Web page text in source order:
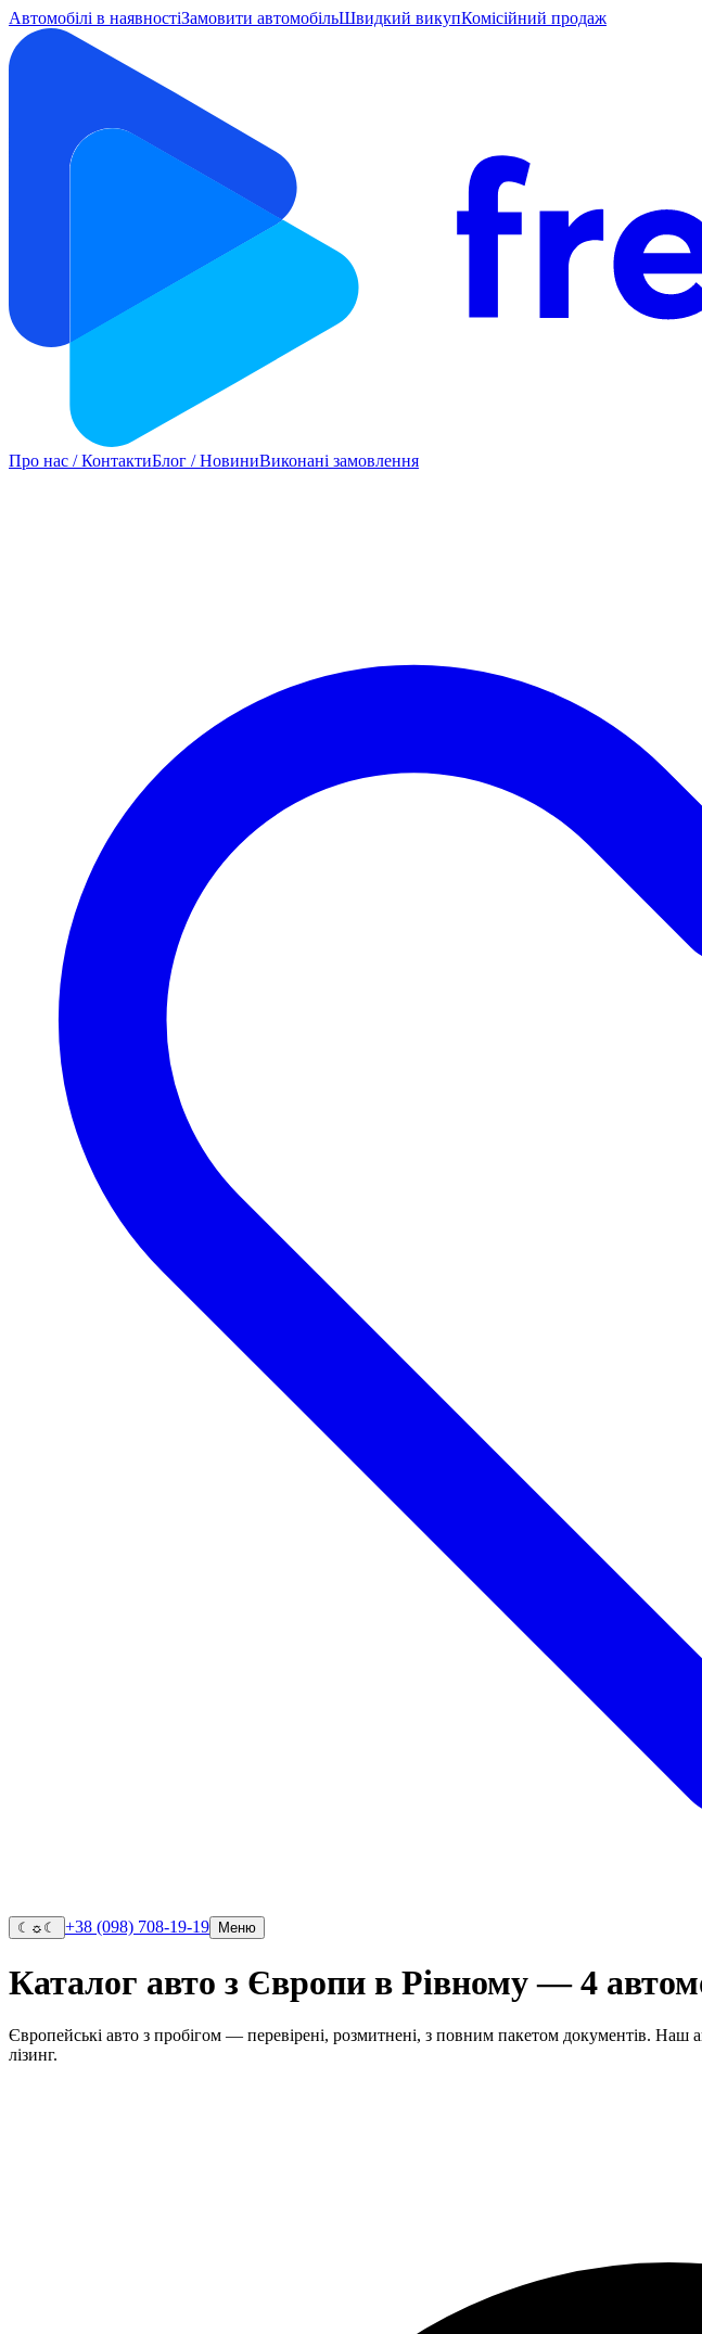
Автомобілі в наявностіЗамовити автомобільШвидкий викупКомісійний продаж
Про нас / КонтактиБлог / НовиниВиконані замовлення
☾ ☼ ☾ +38 (098) 708-19-19 Меню
Каталог авто з Європи в Рівному — 4
Європейські авто з пробігом — перевірені, розмитнені, з повним пакетом документів. Наш
лізинг.